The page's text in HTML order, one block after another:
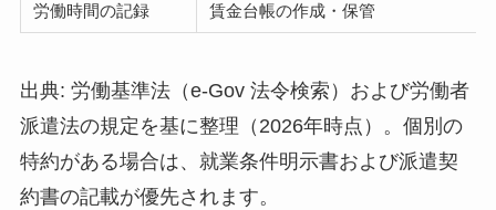
労働時間の記録 賃金台帳の作成・保管
出典: 労働基準法（e-Gov 法令検索）および労働者
派遣法の規定を基に整理（2026年時点）。個別の
特約がある場合は、就業条件明示書および派遣契
約書の記載が優先されます。